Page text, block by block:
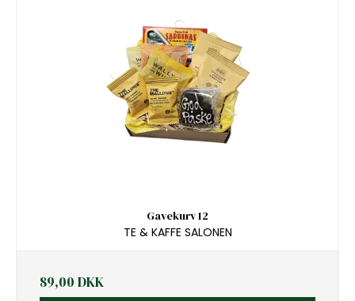
Gavekurv 12
TE & KAFFE SALONEN
89,00 DKK